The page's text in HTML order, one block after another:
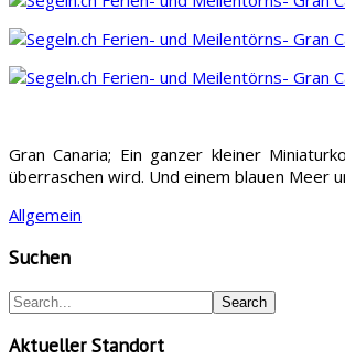
Gran Canaria; Ein ganzer kleiner
überraschen wird. Und einem blauen Meer
Allgemein
Suchen
Aktueller Standort